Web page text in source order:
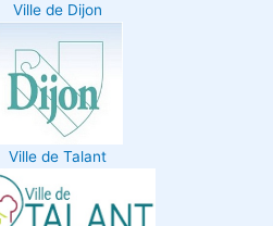
Ville de Dijon
Ville de Talant